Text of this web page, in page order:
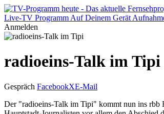
Live-TV Programm Auf Deinem Gerät
Anmelden
radioeins-Talk im Tipi
Gespräch FacebookXE-Mail
Der "radioeins-Talk im Tipi" kommt nun ins rbb